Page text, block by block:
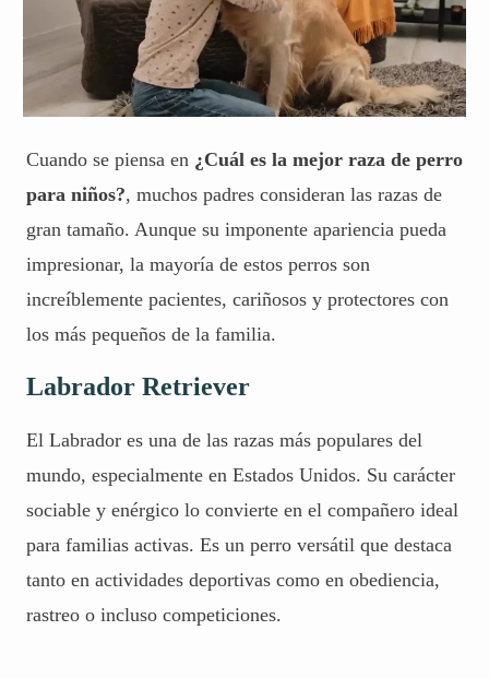
Cuando se piensa en ¿Cuál es la mejor raza de perro
para niños?, muchos padres consideran las razas de
gran tamaño. Aunque su imponente apariencia pueda
impresionar, la mayoría de estos perros son
increíblemente pacientes, cariñosos y protectores con
los más pequeños de la familia.
Labrador Retriever
El Labrador es una de las razas más populares del
mundo, especialmente en Estados Unidos. Su carácter
sociable y enérgico lo convierte en el compañero ideal
para familias activas. Es un perro versátil que destaca
tanto en actividades deportivas como en obediencia,
rastreo o incluso competiciones.